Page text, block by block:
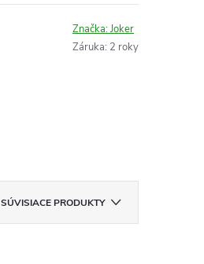
Značka:Joker
Záruka: 2 roky
SÚVISIACE PRODUKTY